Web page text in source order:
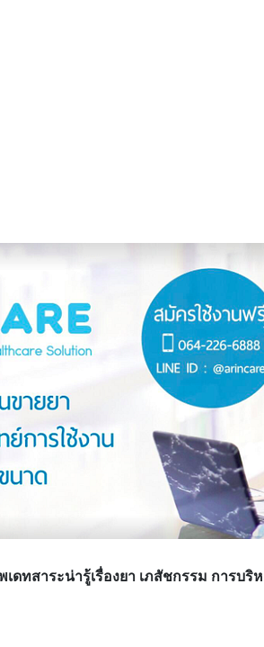
ดทสาระน่ารู้เรื่องยา เภสัชกรรม การบ